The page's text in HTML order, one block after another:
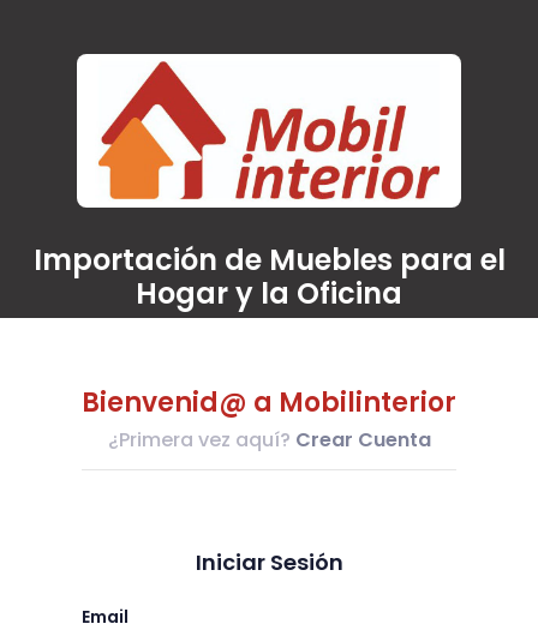
Importación de Muebles para el
Hogar y la Oficina
Bienvenid@ a Mobilinterior
¿Primera vez aquí? Crear Cuenta
Iniciar Sesión
Email